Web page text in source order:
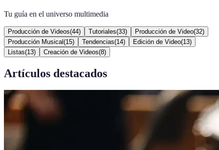
Tu guía en el universo multimedia
Producción de Videos(44) Tutoriales(33) Producción de Video(32)
Producción Musical (15) Tendencias(14) Edición de Video(13)
Listas(13) Creación de Videos(8)
Artículos destacados